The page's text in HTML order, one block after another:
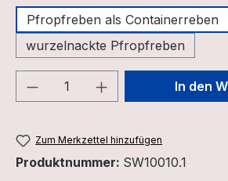
Pfropfreben als Containerreben
wurzelnackte Pfropfreben
Produkt Anzahl: GibIn den
Zum Merkzettel hinzufügen
Produktnummer: SW10010.1